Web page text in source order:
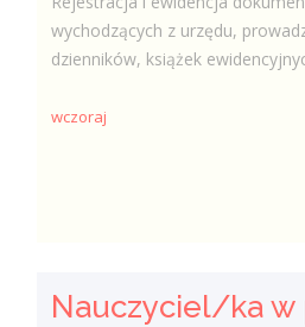
wychodzących z urzędu,
dzienników, książek
wczoraj